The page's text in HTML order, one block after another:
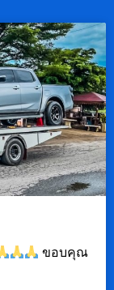
ขอบคุณ